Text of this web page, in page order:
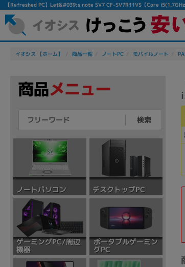
【Refreshed PC】Let&#039;s note SV7 CF-SV7R11VS【Core
イオシス 【ホーム】 商品一覧 ノートPC モバイルノート
検索
ノートパソコン デスクトップPC
ゲーミングPC/周辺
機器
ポータブルゲーミン
グPC